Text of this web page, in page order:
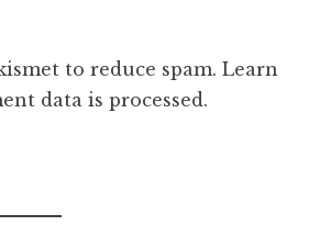
to reduce spam. Learn
data is processed .